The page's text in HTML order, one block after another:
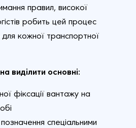
правил, високої
робить цей процес
кожної транспортної
виділити основні:
фіксації вантажу на
спеціальними